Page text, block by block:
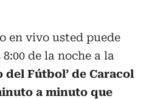
en vivo usted puede
de la noche a la
del Fútbol’ de Caracol
a minuto que